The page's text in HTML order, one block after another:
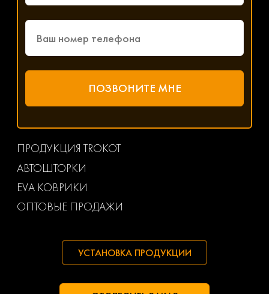
ПРОДУКЦИЯ TROKOT
АВТОШТОРКИ
EVA КОВРИКИ
ОПТОВЫЕ ПРОДАЖИ
УСТАНОВКА ПРОДУКЦИИ